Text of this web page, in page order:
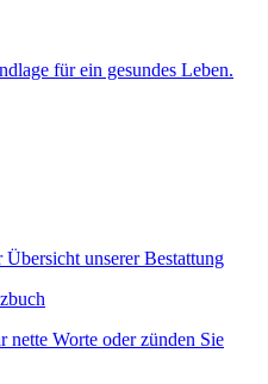
für ein gesundes Leben.
unserer Bestattung
nette Worte oder zünden Sie